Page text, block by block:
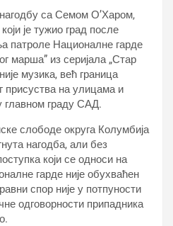
са Семом О’Харом,
је тужио град после
патроле Националне гарде
марша” из серијала „Стар
музика, већ граница
присуства на улицама и
главном граду САД.
слободе округа Колумбија
нагодба, али без
који се односи на
гарде није обухваћен
спор није у потпуности
одговорности припадника